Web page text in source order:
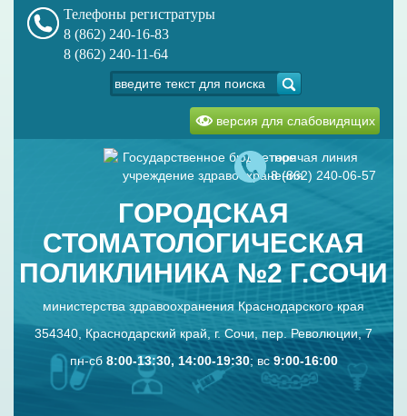
Телефоны регистратуры
8 (862) 240-16-83
8 (862) 240-11-64
версия для слабовидящих
Государственное бюджетное
учреждение здравоохранения
горячая линия
8 (862) 240-06-57
ГОРОДСКАЯ
СТОМАТОЛОГИЧЕСКАЯ
ПОЛИКЛИНИКА №2 Г.СОЧИ
министерства здравоохранения Краснодарского края
354340, Краснодарский край, г. Сочи, пер. Революции, 7
пн-сб 8:00-13:30, 14:00-19:30; вс 9:00-16:00